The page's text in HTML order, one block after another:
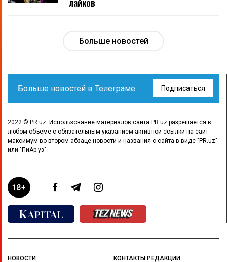
Больше новостей
Больше новостей в Телеграме Подписаться
2022 © PR.uz. Использование материалов сайта PR.uz разрешается в
любом объеме с обязательным указанием активной ссылки на сайт
максимум во втором абзаце новости и названия с сайта в виде "PR.uz"
или "ПиАр.уз"
НОВОСТИ КОНТАКТЫ РЕДАКЦИИ